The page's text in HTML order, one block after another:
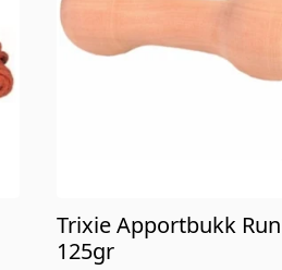
Trixie Apportbukk
125gr